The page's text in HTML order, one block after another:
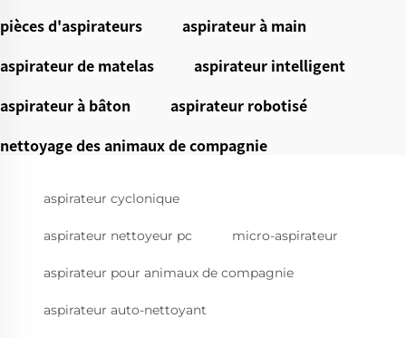
pièces d'aspirateurs
aspirateur à main
aspirateur de matelas
aspirateur intelligent
aspirateur à bâton
aspirateur robotisé
nettoyage des animaux de compagnie
aspirateur cyclonique
aspirateur nettoyeur pc micro-aspirateur
aspirateur pour animaux de compagnie
aspirateur auto-nettoyant